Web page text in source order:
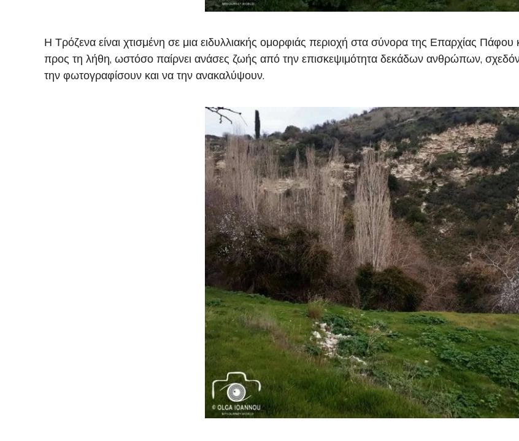
Η Τρόζενα είναι χτισμένη σε μια ειδυλλιακής ομορφιάς περιοχή στα σύνορα της Επαρχίας Πάφου
προς τη λήθη, ωστόσο παίρνει ανάσες ζωής από την επισκεψιμότητα δεκάδων ανθρώπων, σχεδόν
την φωτογραφίσουν και να την ανακαλύψουν.